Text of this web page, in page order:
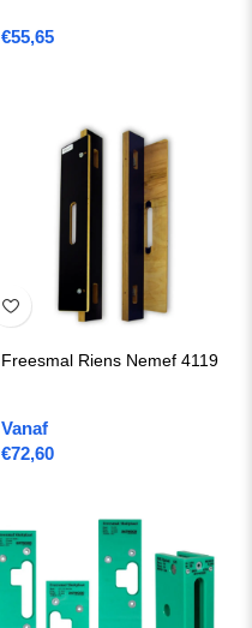
€55,65
Freesmal Riens Nemef 4119
Vanaf
€72,60